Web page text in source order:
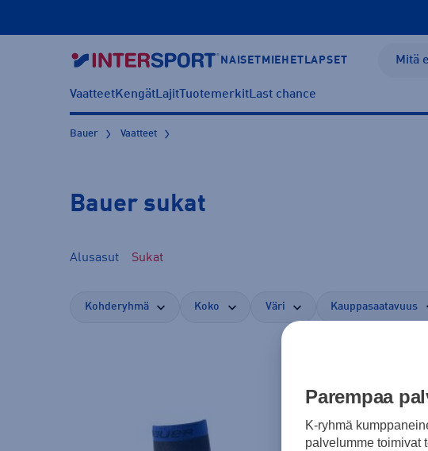
NAISET MIEHET LAPSET
VaatteetKengätLajitTuotemerkitLast chance
Bauer Vaatteet
Bauer sukat
Alusasut Sukat
Kohderyhmä Koko Väri Kauppasaatavuus
Parempaa
K-ryhmä
palvelumme toimivat